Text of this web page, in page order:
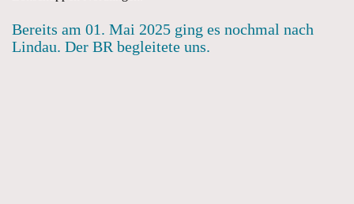
Bereits am 01. Mai 2025 ging es nochmal nach
Lindau. Der BR begleitete uns.